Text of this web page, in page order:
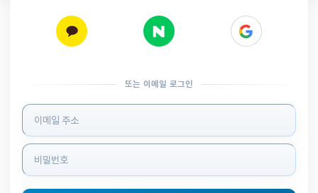
또는 이메일 로그인
로그인 정보 입력